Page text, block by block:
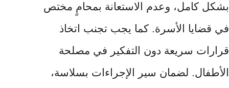
بشكل كامل، وعدم الاستعانة بمحامٍ مختص
في قضايا الأسرة. كما يجب تجنب اتخاذ
قرارات سريعة دون التفكير في مصلحة
الأطفال. لضمان سير الإجراءات بسلاسة،